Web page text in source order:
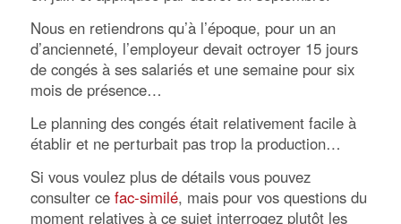
Nous en retiendrons qu’à l’époque, pour un an
d’ancienneté, l’employeur devait octroyer 15 jours
de congés à ses salariés et une semaine pour six
mois de présence…
Le planning des congés était relativement facile à
établir et ne perturbait pas trop la production…
Si vous voulez plus de détails vous pouvez
consulter ce fac-similé, mais pour vos questions du
moment relatives à ce sujet interrogez plutôt les